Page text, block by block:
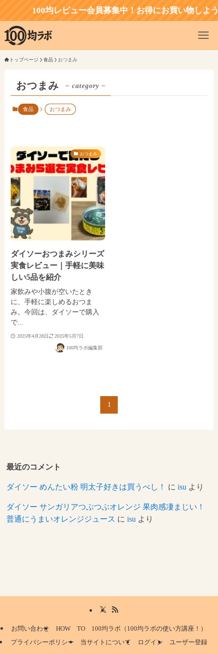
100均レビュー会員募集中！お得にお買い物しよう
トップページ 食品 おつまみ
おつまみ – category –
食品 おつまみ
おつまみ
ダイソーおつまみシリーズ
実食レビュー｜手軽に美味
しい5品を紹介
家飲みや小腹が空いたとき
に、手軽に楽しめるおつま
み。今回は、ダイソーで購入
で...
2025年4月28日 2025年5月7日
100均ラボ編集部
1
最近のコメント
ダイソー めんたい粉 明太子好きは買うべし！ にisu より
ダイソー サンガリアつぶつぶオレンジ 果肉感凄まじい！
普通にうまいオレンジジュース にisu より
お問い合わせ
HOW TO 100均ラボ（100均ラボの使い方講座！）
プライバシーポリシー
当サイトについて ログイン ユーザー登録